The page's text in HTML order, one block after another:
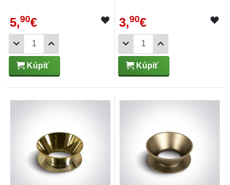
5,90€
Kúpiť
3,90€
Kúpiť